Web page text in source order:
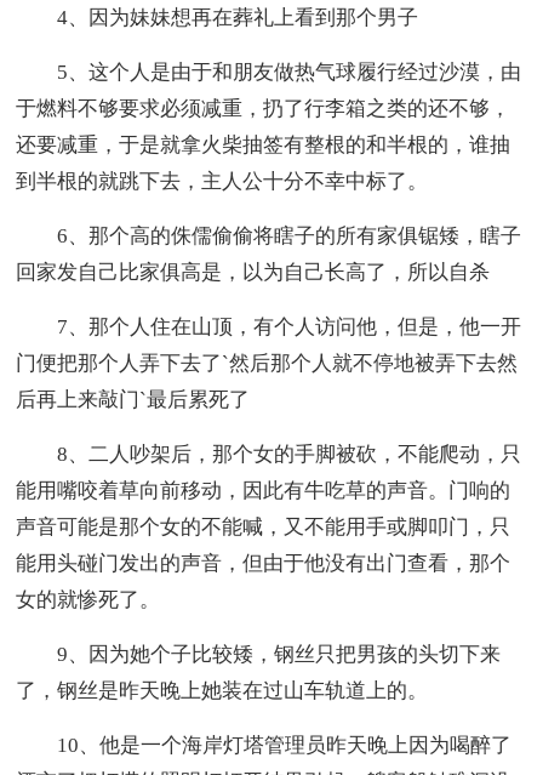
4、因为妹妹想再在葬礼上看到那个男子
5、这个人是由于和朋友做热气球履行经过沙漠，由
于燃料不够要求必须减重，扔了行李箱之类的还不够，
还要减重，于是就拿火柴抽签有整根的和半根的，谁抽
到半根的就跳下去，主人公十分不幸中标了。
6、那个高的侏儒偷偷将瞎子的所有家俱锯矮，瞎子
回家发自己比家俱高是，以为自己长高了，所以自杀
7、那个人住在山顶，有个人访问他，但是，他一开
门便把那个人弄下去了`然后那个人就不停地被弄下去然
后再上来敲门`最后累死了
8、二人吵架后，那个女的手脚被砍，不能爬动，只
能用嘴咬着草向前移动，因此有牛吃草的声音。门响的
声音可能是那个女的不能喊，又不能用手或脚叩门，只
能用头碰门发出的声音，但由于他没有出门查看，那个
女的就惨死了。
9、因为她个子比较矮，钢丝只把男孩的头切下来
了，钢丝是昨天晚上她装在过山车轨道上的。
10、他是一个海岸灯塔管理员昨天晚上因为喝醉了